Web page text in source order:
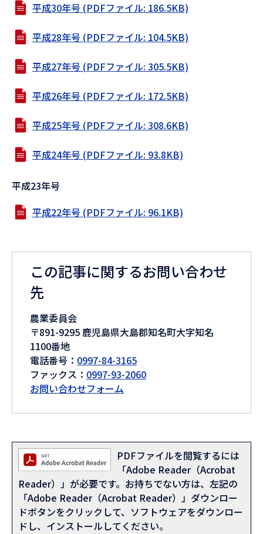
平成30年号 (PDFファイル: 186.5KB)
平成28年号 (PDFファイル: 104.5KB)
平成27年号 (PDFファイル: 305.5KB)
平成26年号 (PDFファイル: 172.5KB)
平成25年号 (PDFファイル: 308.6KB)
平成24年号 (PDFファイル: 93.8KB)
平成23年号
平成22年号 (PDFファイル: 96.1KB)
この記事に関するお問い合わせ
先
農業委員会
〒891-9295 鹿児島県大島郡知名町大字知名
1100番地
電話番号： 0997-84-3165
ファックス： 0997-93-2060
お問い合わせフォーム
PDFファイルを閲覧するには
「Adobe Reader（Acrobat
Reader）」が必要です。お持ちでない方は、左記の
「Adobe Reader（Acrobat Reader）」ダウンロー
ドボタンをクリックして、ソフトウェアをダウンロー
ドし、インストールしてください。